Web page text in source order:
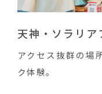
天神・ソラリア
アクセス抜群の場
ク体験。